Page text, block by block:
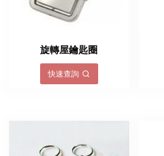
旋轉屋鑰匙圈
快速查詢